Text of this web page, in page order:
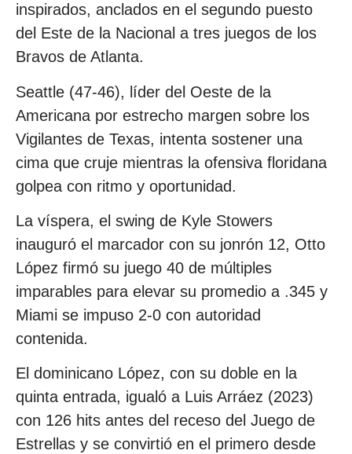
inspirados, anclados en el segundo puesto
del Este de la Nacional a tres juegos de los
Bravos de Atlanta.
Seattle (47-46), líder del Oeste de la
Americana por estrecho margen sobre los
Vigilantes de Texas, intenta sostener una
cima que cruje mientras la ofensiva floridana
golpea con ritmo y oportunidad.
La víspera, el swing de Kyle Stowers
inauguró el marcador con su jonrón 12, Otto
López firmó su juego 40 de múltiples
imparables para elevar su promedio a .345 y
Miami se impuso 2-0 con autoridad
contenida.
El dominicano López, con su doble en la
quinta entrada, igualó a Luis Arráez (2023)
con 126 hits antes del receso del Juego de
Estrellas y se convirtió en el primero desde